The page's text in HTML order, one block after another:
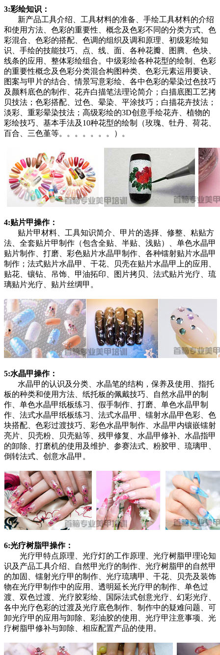
3:彩绘知识：
新产品工具介绍、工具材料的准备、手绘工具材料的介绍
和使用方法、色彩的重要性、概念及色彩不同的分类方式、色
彩混合、色彩的搭配、色调的组织及调和原理、初级彩绘知
识、手绘的技能技巧、点、线、面、各种花瓣、图腾、色块、
线条的应用、整体彩绘组合。中级彩绘各种花型的绘制、色彩
的重要性概念及色彩分类混合构图种类、色彩元素运用要诀、
图案与甲片的结合、情景写意彩绘、各中色彩的晕染过色技巧
及颜料底色的制作、花卉白描笔法理论简介；白描底图工艺拷
贝技法；色彩搭配、过色、晕染、平涂技巧；白描花卉技法；
淡彩、重彩晕染技法；高级彩绘的3D创意手绘花卉、植物的
彩绘技巧、基本手法及10种花型的绘制（玫瑰、牡丹、荷花、
百合、三色堇等。。。。。。。）。
4:贴片甲操作：
贴片甲材料、工具知识简介、甲片的选择、修整、粘贴方
法、全套贴片甲制作（包含全贴、半贴、浅贴）、单色水晶甲
贴片制作、打磨、彩色贴片水晶甲制作、各种镭射贴片水晶甲
制作；法式贴片水晶甲、干花、贝壳在贴片水晶甲上的应用、
贴花、镶钻、吊饰、甲油拓印、图片拷贝、法式贴片光疗、琉
璃贴片光疗、贴片丝绸甲。
5:水晶甲操作：
水晶甲的认识及分类、水晶笔的结构，保养及使用、指托
板的种类和使用方法、纸托板的佩戴技巧、自然水晶甲的制
作、单色水晶甲纸板练习、假手制作、打磨、单色水晶甲制
作、法式水晶甲纸板练习、法式水晶甲、镭射水晶甲色彩、色
块搭配、色彩过渡技巧、彩色水晶甲制作、水晶甲内镶嵌镭射
亮片、贝壳粉、贝壳贴等、残甲修复、水晶甲修补、水晶指甲
的卸除、打磨机的使用及维护、参赛法式、粉胶甲、琉璃甲、
倒转法式、创意水晶甲。
6:光疗树脂甲操作：
光疗甲特点原理、光疗灯的工作原理、光疗树脂甲理论知
识及产品工具介绍、自然甲光疗的制作、光疗树脂甲的自然甲
的加固、镭射光疗甲的制作、光疗琉璃甲、干花、贝壳及装饰
物在光疗甲制作中的应用、透明延长光疗甲的制作、单色过
渡、双色过渡、光疗胶彩绘、国际法式创意光疗、幻彩光疗、
各中光疗色彩的过渡及光疗底色制作、制作中的疑难问题、可
卸光疗甲的应用与卸除、彩油胶的使用、光疗甲注意事项、光
疗树脂甲修补与卸除、相应配置产品的使用。